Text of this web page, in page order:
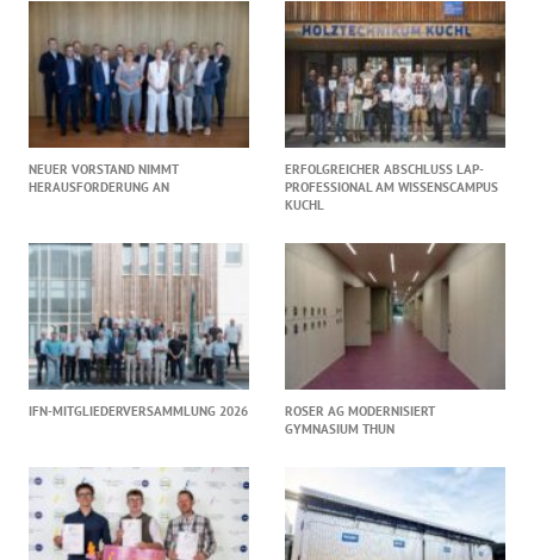
NEUER VORSTAND NIMMT
HERAUSFORDERUNG AN
ERFOLGREICHER ABSCHLUSS LAP-
PROFESSIONAL AM WISSENSCAMPUS
KUCHL
IFN-MITGLIEDERVERSAMMLUNG 2026
ROSER AG MODERNISIERT
GYMNASIUM THUN